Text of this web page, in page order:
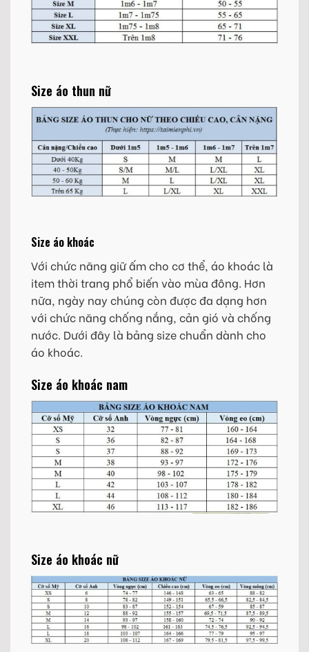
Size áo thun nữ
Size áo khoác
Với chức năng giữ ấm cho cơ thể, áo khoác là
item thời trang phổ biến vào mùa đông. Hơn
nữa, ngày nay chúng còn được đa dạng hơn
với chức năng chống nắng, cản gió và chống
nước. Dưới đây là bảng size chuẩn dành cho
áo khoác.
Size áo khoác nam
Size áo khoác nữ